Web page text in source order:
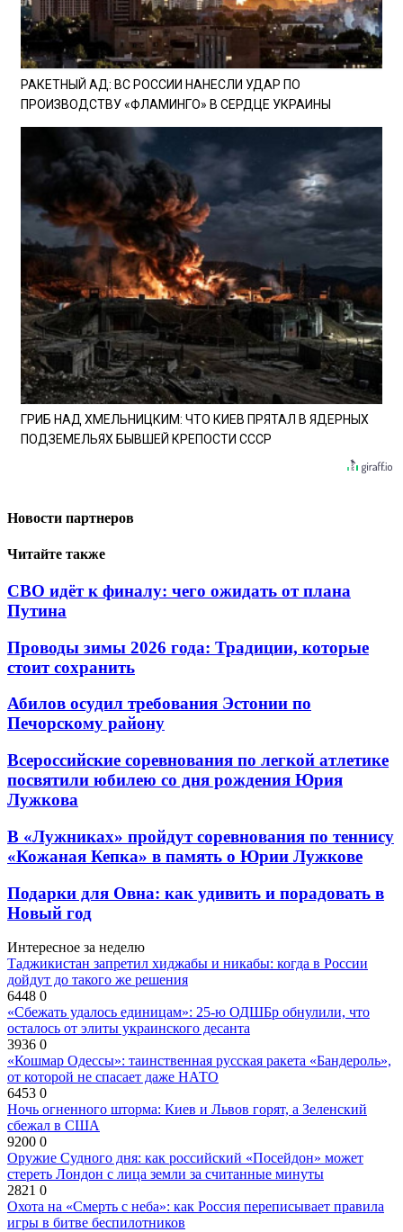
РАКЕТНЫЙ АД: ВС РОССИИ НАНЕСЛИ УДАР ПО
ПРОИЗВОДСТВУ «ФЛАМИНГО» В СЕРДЦЕ УКРАИНЫ
ГРИБ НАД ХМЕЛЬНИЦКИМ: ЧТО КИЕВ ПРЯТАЛ В ЯДЕРНЫХ
ПОДЗЕМЕЛЬЯХ БЫВШЕЙ КРЕПОСТИ СССР
Новости партнеров
Читайте также
СВО идёт к финалу: чего ожидать от плана
Путина
Проводы зимы 2026 года: Традиции, которые
стоит сохранить
Абилов осудил требования Эстонии по
Печорскому району
Всероссийские соревнования по легкой атлетике
посвятили юбилею со дня рождения Юрия
Лужкова
В «Лужниках» пройдут соревнования по теннису
«Кожаная Кепка» в память о Юрии Лужкове
Подарки для Овна: как удивить и порадовать в
Новый год
Интересное за неделю
Таджикистан запретил хиджабы и никабы: когда в России
дойдут до такого же решения
6448 0
«Сбежать удалось единицам»: 25-ю ОДШБр обнулили, что
осталось от элиты украинского десанта
3936 0
«Кошмар Одессы»: таинственная русская ракета «Бандероль»,
от которой не спасает даже НАТО
6453 0
Ночь огненного шторма: Киев и Львов горят, а Зеленский
сбежал в США
9200 0
Оружие Судного дня: как российский «Посейдон» может
стереть Лондон с лица земли за считанные минуты
2821 0
Охота на «Смерть с неба»: как Россия переписывает правила
игры в битве беспилотников